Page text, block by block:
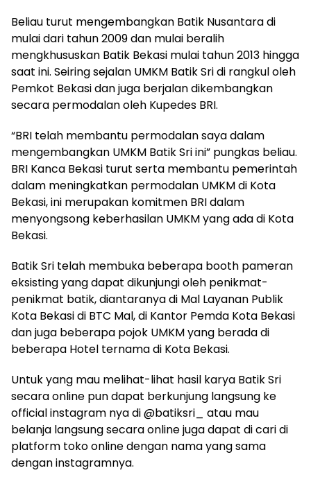
Beliau turut mengembangkan Batik Nusantara di
mulai dari tahun 2009 dan mulai beralih
mengkhususkan Batik Bekasi mulai tahun 2013 hingga
saat ini. Seiring sejalan UMKM Batik Sri di rangkul oleh
Pemkot Bekasi dan juga berjalan dikembangkan
secara permodalan oleh Kupedes BRI.
“BRI telah membantu permodalan saya dalam
mengembangkan UMKM Batik Sri ini” pungkas beliau.
BRI Kanca Bekasi turut serta membantu pemerintah
dalam meningkatkan permodalan UMKM di Kota
Bekasi, ini merupakan komitmen BRI dalam
menyongsong keberhasilan UMKM yang ada di Kota
Bekasi.
Batik Sri telah membuka beberapa booth pameran
eksisting yang dapat dikunjungi oleh penikmat-
penikmat batik, diantaranya di Mal Layanan Publik
Kota Bekasi di BTC Mal, di Kantor Pemda Kota Bekasi
dan juga beberapa pojok UMKM yang berada di
beberapa Hotel ternama di Kota Bekasi.
Untuk yang mau melihat-lihat hasil karya Batik Sri
secara online pun dapat berkunjung langsung ke
official instagram nya di @batiksri_ atau mau
belanja langsung secara online juga dapat di cari di
platform toko online dengan nama yang sama
dengan instagramnya.